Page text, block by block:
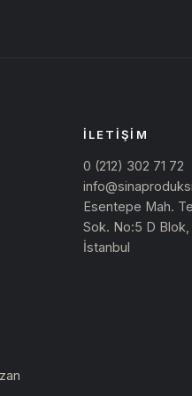
İLETIŞIM
0 (212) 302 71 72
Esentepe Mah.
Sok. No:5 D
İstanbul